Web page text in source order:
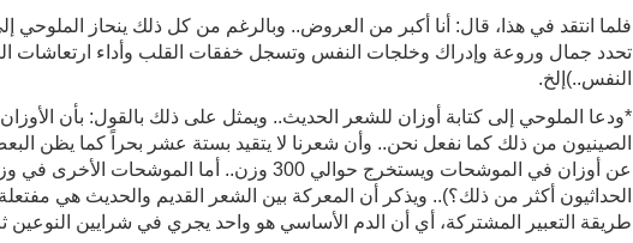
فلما انتقد في هذا، قال: أنا أكبر من العروض.. وبالرغم من كل ذلك ينحاز
تحدد جمال وروعة وإدراك وخلجات النفس وتسجل خفقات القلب وأداء ارتعاشات
النفس..)إلخ.
*ودعا الملوحي إلى كتابة أوزان للشعر الحديث.. ويمثل على ذلك بالقول: بأن الأوزان
الصينيون من ذلك كما نفعل نحن.. وأن شعرنا لا يتقيد بستة عشر بحراً كما يظن
عن أوزان في الموشحات ويستخرج حوالي 300 وزن.. أما
الحداثيون أكثر من ذلك؟).. ويذكر أن المعركة بين الشعر القديم والحديث هي
طريقة التعبير المشتركة، أي أن الدم الأساسي هو واحد يجري في شرايين النوعين